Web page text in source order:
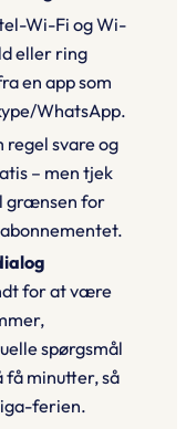
Wi-Fi ogWi-
eller ring
en app som
WhatsApp.
regel svare og
– men tjek
grænsen for
for at være
spørgsmål
få minutter, så
ferien.